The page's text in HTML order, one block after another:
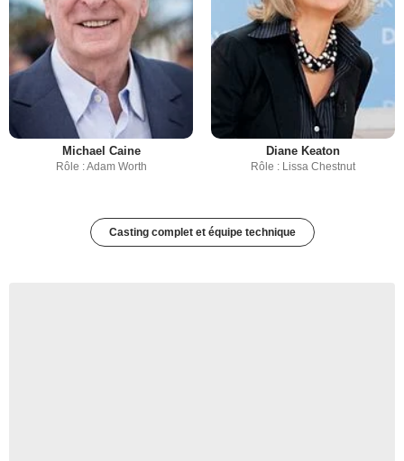
Michael Caine
Rôle : Adam Worth
Diane Keaton
Rôle : Lissa Chestnut
Casting complet et équipe technique